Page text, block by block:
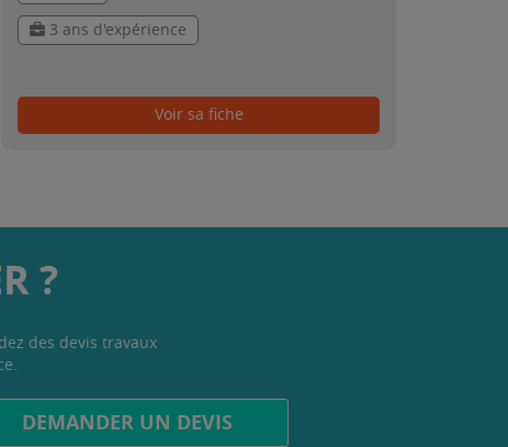
3 ans d'expérience
Voir sa fiche
?
des devis travaux
DEMANDER UN DEVIS